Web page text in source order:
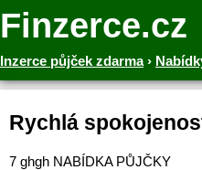
Finzerce.cz
Inzerce půjček zdarma›
Rychlá
7 ghgh NABÍDKA PŮJČKY